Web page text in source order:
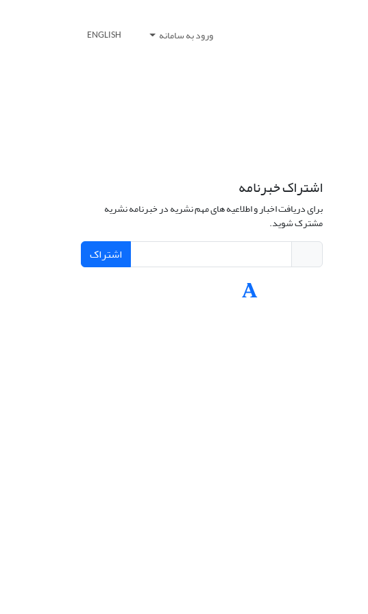
ورود به سامانه ENGLISH
اشتراک خبرنامه
برای دریافت اخبار و اطلاعیه های مهم نشریه در خبرنامه نشریه
مشترک شوید.
اشتراک